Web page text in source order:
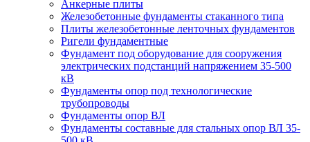
Анкерные плиты
Железобетонные фундаменты стаканного типа
Плиты железобетонные ленточных фундаментов
Ригели фундаментные
Фундамент под оборудование для сооружения
электрических подстанций напряжением 35-500
кВ
Фундаменты опор под технологические
трубопроводы
Фундаменты опор ВЛ
Фундаменты составные для стальных опор ВЛ 35-